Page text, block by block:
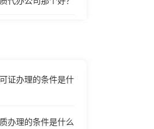
证办理的条件是什
办理的条件是什么